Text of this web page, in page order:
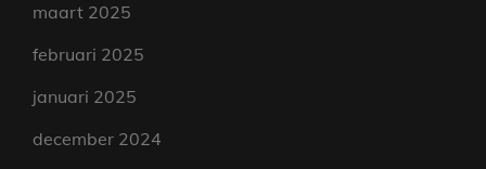
maart 2025
februari 2025
januari 2025
december 2024